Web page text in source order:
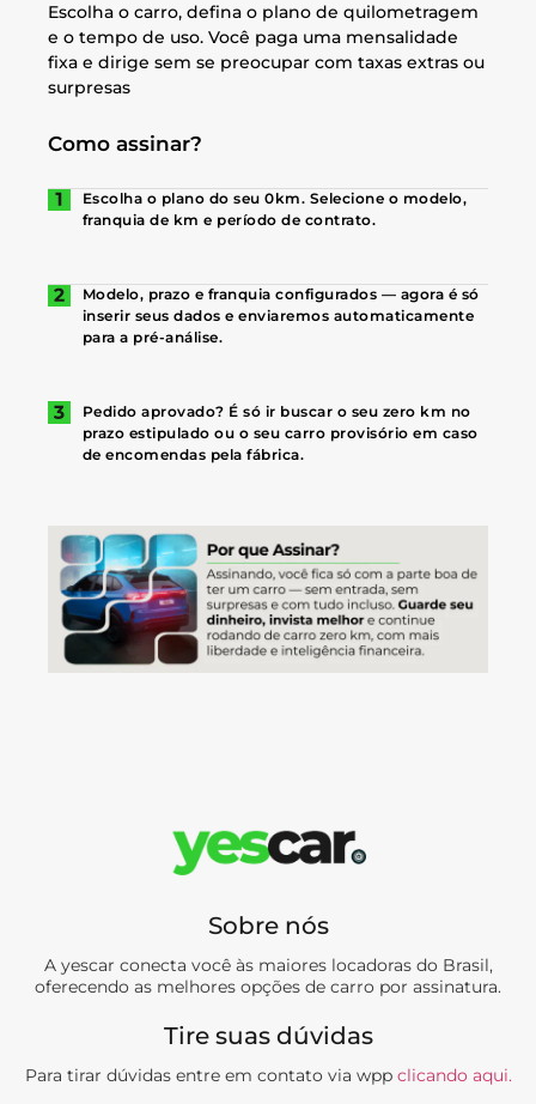
Escolha o carro, defina o plano de quilometragem
e o tempo de uso. Você paga uma mensalidade
fixa e dirige sem se preocupar com taxas extras ou
surpresas
Como assinar?
Escolha o plano do seu 0km. Selecione o modelo,
franquia de km e período de contrato.
Modelo, prazo e franquia configurados — agora é só
inserir seus dados e enviaremos automaticamente
para a pré-análise.
Pedido aprovado? É só ir buscar o seu zero km no
prazo estipulado ou o seu carro provisório em caso
de encomendas pela fábrica.
Sobre nós
A yescar conecta você às maiores locadoras do Brasil,
oferecendo as melhores opções de carro por assinatura.
Tire suas dúvidas
Para tirar dúvidas entre em contato via wpp clicando aqui.